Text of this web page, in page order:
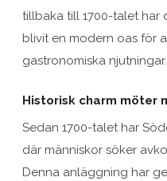
tillbaka till 1700-talet har
blivit en modern oas för
gastronomiska njutningar.
Historisk charm möter
Sedan 1700-talet har
där människor söker
Denna anläggning har